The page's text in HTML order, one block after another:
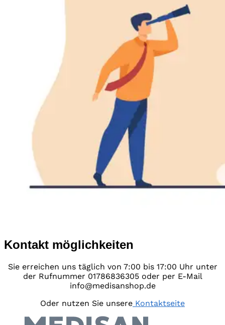
Kontakt möglichkeiten
Sie erreichen uns täglich von 7:00 bis 17:00 Uhr unter
der Rufnummer 01786836305 oder per E-Mail
info@medisanshop.de
Oder nutzen Sie unsere Kontaktseite